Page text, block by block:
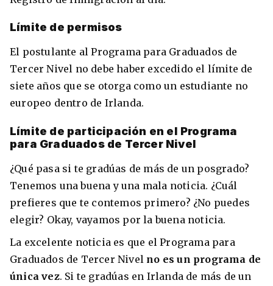
Límite de permisos
El postulante al Programa para Graduados de
Tercer Nivel no debe haber excedido el límite de
siete años que se otorga como un estudiante no
europeo dentro de Irlanda.
Límite de participación en el Programa
para Graduados de Tercer Nivel
¿Qué pasa si te gradúas de más de un posgrado?
Tenemos una buena y una mala noticia. ¿Cuál
prefieres que te contemos primero? ¿No puedes
elegir? Okay, vayamos por la buena noticia.
La excelente noticia es que el Programa para
Graduados de Tercer Nivel no es un programa de
única vez. Si te gradúas en Irlanda de más de un